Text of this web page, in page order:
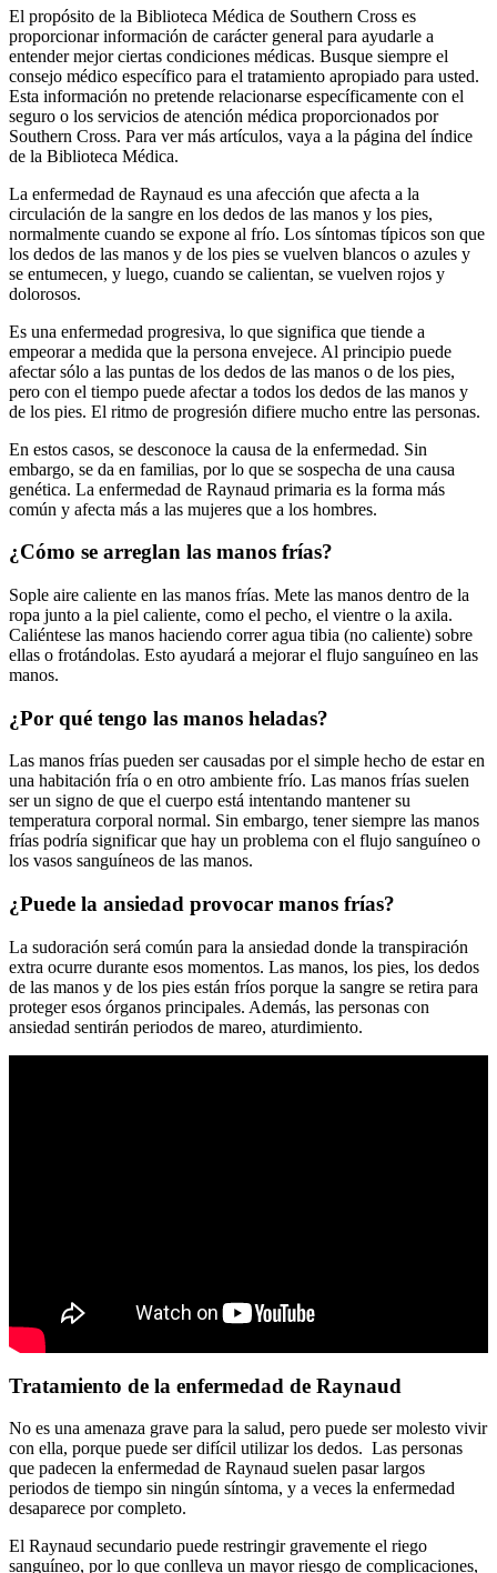
El propósito de la Biblioteca Médica de Southern Cross es
proporcionar información de carácter general para ayudarle a
entender mejor ciertas condiciones médicas. Busque siempre el
consejo médico específico para el tratamiento apropiado para usted.
Esta información no pretende relacionarse específicamente con el
seguro o los servicios de atención médica proporcionados por
Southern Cross. Para ver más artículos, vaya a la página del índice
de la Biblioteca Médica.
La enfermedad de Raynaud es una afección que afecta a la
circulación de la sangre en los dedos de las manos y los pies,
normalmente cuando se expone al frío. Los síntomas típicos son que
los dedos de las manos y de los pies se vuelven blancos o azules y
se entumecen, y luego, cuando se calientan, se vuelven rojos y
dolorosos.
Es una enfermedad progresiva, lo que significa que tiende a
empeorar a medida que la persona envejece. Al principio puede
afectar sólo a las puntas de los dedos de las manos o de los pies,
pero con el tiempo puede afectar a todos los dedos de las manos y
de los pies. El ritmo de progresión difiere mucho entre las personas.
En estos casos, se desconoce la causa de la enfermedad. Sin
embargo, se da en familias, por lo que se sospecha de una causa
genética. La enfermedad de Raynaud primaria es la forma más
común y afecta más a las mujeres que a los hombres.
¿Cómo se arreglan las manos frías?
Sople aire caliente en las manos frías. Mete las manos dentro de la
ropa junto a la piel caliente, como el pecho, el vientre o la axila.
Caliéntese las manos haciendo correr agua tibia (no caliente) sobre
ellas o frotándolas. Esto ayudará a mejorar el flujo sanguíneo en las
manos.
¿Por qué tengo las manos heladas?
Las manos frías pueden ser causadas por el simple hecho de estar en
una habitación fría o en otro ambiente frío. Las manos frías suelen
ser un signo de que el cuerpo está intentando mantener su
temperatura corporal normal. Sin embargo, tener siempre las manos
frías podría significar que hay un problema con el flujo sanguíneo o
los vasos sanguíneos de las manos.
¿Puede la ansiedad provocar manos frías?
La sudoración será común para la ansiedad donde la transpiración
extra ocurre durante esos momentos. Las manos, los pies, los dedos
de las manos y de los pies están fríos porque la sangre se retira para
proteger esos órganos principales. Además, las personas con
ansiedad sentirán periodos de mareo, aturdimiento.
Tratamiento de la enfermedad de Raynaud
No es una amenaza grave para la salud, pero puede ser molesto vivir
con ella, porque puede ser difícil utilizar los dedos. Las personas
que padecen la enfermedad de Raynaud suelen pasar largos
periodos de tiempo sin ningún síntoma, y a veces la enfermedad
desaparece por completo.
El Raynaud secundario puede restringir gravemente el riego
sanguíneo, por lo que conlleva un mayor riesgo de complicaciones,